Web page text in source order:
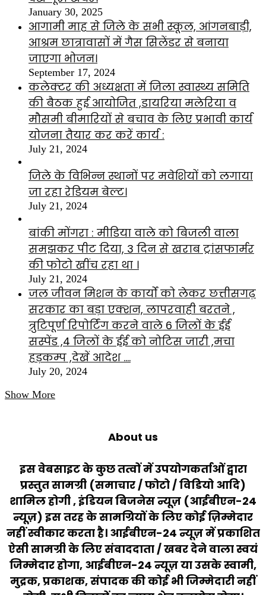
January 30, 2025
आगामी माह से जिले के सभी स्कूल, आंगनबाड़ी,
आश्रम छात्रावासों में गैस सिलेंडर से बनाया
जाएगा भोजन।
September 17, 2024
कलेक्टर की अध्यक्षता में जिला स्वास्थ्य समिति
की बैठक हुई आयोजित ,डायरिया मलेरिया व
मौसमी बीमारियों से बचाव के लिए प्रभावी कार्य
योजना तैयार कर करें कार्य :
July 21, 2024
जिले के विभिन्न स्थानों पर मवेशियों को लगाया
जा रहा रेडियम बेल्ट।
July 21, 2024
बांकी मोंगरा : मीडिया वाले को बिजली वाला
समझकर पीट दिया, 3 दिन से खराब ट्रांसफार्मर
की फोटो खींच रहा था ।
July 21, 2024
जल जीवन मिशन के कार्यों को लेकर छत्तीसगढ़
सरकार का बड़ा एक्शन, लापरवाही बरतने ,
त्रुटिपूर्ण रिपोर्टिंग करने वाले 6 जिलों के ईई
सस्पेंड ,4 जिलों के ईई को नोटिस जारी ,मचा
हड़कम्प ,देखें आदेश ….
July 20, 2024
Show More
About us
इस वेबसाइट के कुछ तत्वों में उपयोगकर्ताओं द्वारा
प्रस्तुत सामग्री (समाचार / फोटो / विडियो आदि)
शामिल होगी , इंडियन बिजनेस न्यूज़ (आईबीएन-24
न्यूज़) इस तरह के सामग्रियों के लिए कोई ज़िम्मेदार
नहीं स्वीकार करता है। आईबीएन-24 न्यूज़ में प्रकाशित
ऐसी सामग्री के लिए संवाददाता / खबर देने वाला स्वयं
जिम्मेदार होगा, आईबीएन-24 न्यूज़ या उसके स्वामी,
मुद्रक, प्रकाशक, संपादक की कोई भी जिम्मेदारी नहीं